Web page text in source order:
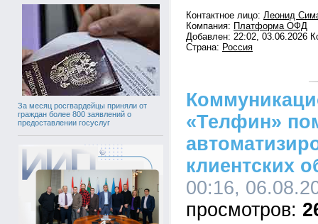
За месяц росгвардейцы приняли от
граждан более 800 заявлений о
предоставлении госуслуг
Контактное лицо: Леонид
Компания: Платформа ОФД
Добавлен: 22:02, 03.06.2026
Страна: Россия
«Телфин»
клиентских
00:16,